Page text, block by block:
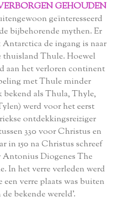
GEHOUDEN
geïnteresseerd
bijbehorende mythen. Er
de ingang is naar
thuisland Thule. Hoewel
aan het verloren continent
met Thule minder
als Thula, Thyle,
werd voor het eerst
ontdekkingsreiziger
330 voor Christus en
in 150 na Christus schreef
Antonius Diogenes The
In het verre verleden werd
verre plaats was buiten
de bekende wereld'.